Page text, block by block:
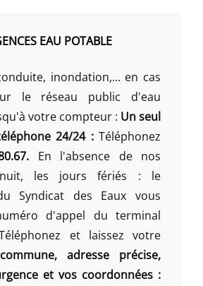
EAU POTABLE
inondation,... en cas
le réseau public d'eau
votre compteur : Un seul
24/24 :Téléphonez
En l'absence de nos
les jours fériés : le
Syndicat des Eaux vous
d'appel du terminal
et laissez votre
commune, adresse précise,
et vos coordonnées :